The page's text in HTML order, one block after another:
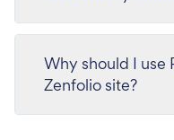
Why should I use
Zenfolio site?